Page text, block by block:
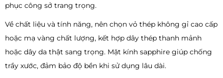
phục công sở trang trọng.
Về chất liệu và tính năng, nên chọn vỏ thép không gỉ cao cấp
hoặc mạ vàng chất lượng, kết hợp dây thép thanh mảnh
hoặc dây da thật sang trọng. Mặt kính sapphire giúp chống
trầy xước, đảm bảo độ bền khi sử dụng lâu dài.